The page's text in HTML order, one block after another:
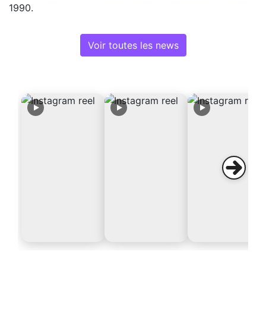
1990.
Voir toutes les news